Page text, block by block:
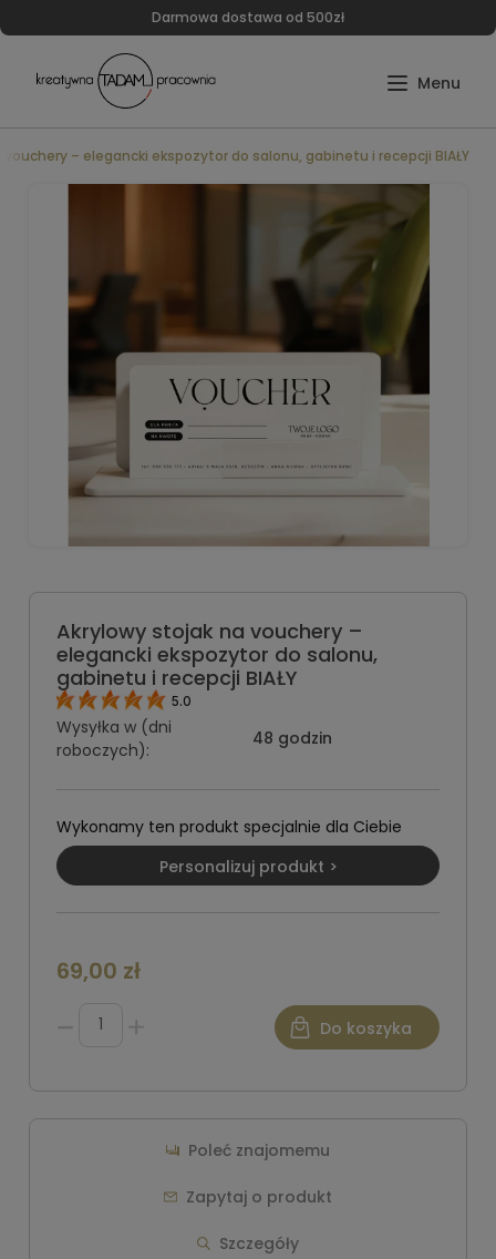
Darmowa dostawa od 500zł
– elegancki ekspozytor do salonu, gabinetu i recepcji BIAŁY
Akrylowy stojak na vouchery –
elegancki ekspozytor do salonu,
gabinetu i recepcji BIAŁY
5.0
Wysyłka w (dni
roboczych):
48 godzin
Wykonamy ten produkt specjalnie dla Ciebie
Personalizuj produkt >
69,00 zł
Do koszyka
Szczegóły
Zapytaj o produkt
Poleć znajomemu